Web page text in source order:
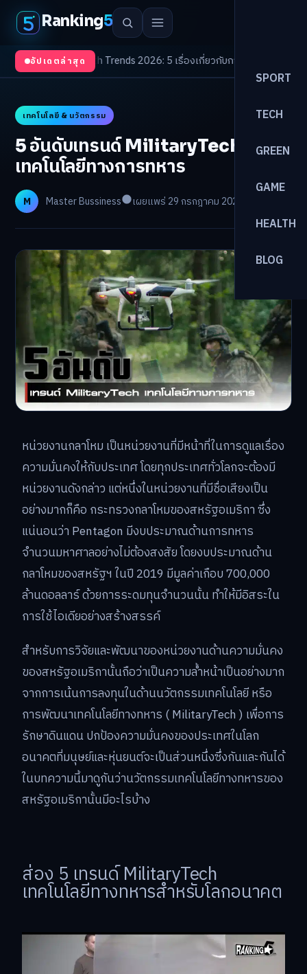
Ranking5
SPORT
TECH
GREEN
GAME
HEALTH
BLOG
อัปเดตล่าสุด
Health Trends 2026: 5 เรื่องเกี่ยวกับการแพทย์ที่ควรรู้
เทคโนโลยี & นวัตกรรม
5 อันดับเทรนด์ MilitaryTech
เทคโนโลยีทางการทหาร
M Master Bussiness เผยแพร่ 29 กรกฎาคม 2025
หน่วยงานกลาโหม เป็นหน่วยงานที่มีหน้าที่ในการดูแลเรื่อง
ความมั่นคงให้กับประเทศ โดยทุกประเทศทั่วโลกจะต้องมี
หน่วยงานดังกล่าว แต่หนึ่งในหน่วยงานที่มีชื่อเสียงเป็น
อย่างมากก็คือ กระทรวงกลาโหมของสหรัฐอเมริกา ซึ่ง
แน่นอนว่า Pentagon มีงบประมาณด้านการทหาร
จำนวนมหาศาลอย่างไม่ต้องสงสัย โดยงบประมาณด้าน
กลาโหมของสหรัฐฯ ในปี 2019 มีมูลค่าเกือบ 700,000
ล้านดอลลาร์ ด้วยการระดมทุนจำนวนนั้น ทำให้มีอิสระใน
การใช้ไอเดียอย่างสร้างสรรค์
สำหรับการวิจัยและพัฒนาของหน่วยงานด้านความมั่นคง
ของสหรัฐอเมริกานั้นถือว่าเป็นความล้ำหน้าเป็นอย่างมาก
จากการเน้นการลงทุนในด้านนวัตกรรมเทคโนโลยี หรือ
การพัฒนาเทคโนโลยีทางทหาร ( MilitaryTech ) เพื่อการ
รักษาดินแดน ปกป้องความมั่นคงของประเทศในโลก
อนาคตที่มนุษย์และหุ่นยนต์จะเป็นส่วนหนึ่งซึ่งกันและกันได้
ในบทความนี้มาดูกันว่านวัตกรรมเทคโนโลยีทางทหารของ
สหรัฐอเมริกานั้นมีอะไรบ้าง
ส่อง 5 เทรนด์ MilitaryTech
เทคโนโลยีทางทหารสำหรับโลกอนาคต